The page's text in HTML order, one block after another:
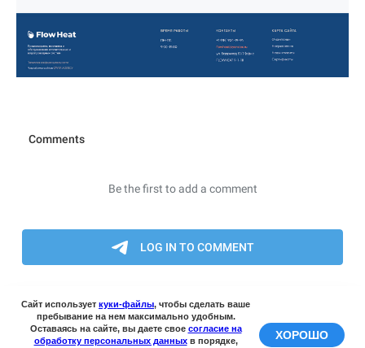
Сайт использует куки-файлы, чтобы сделать ваше
пребывание на нем максимально удобным.
Оставаясь на сайте, вы даете свое согласие на
обработку персональных данныхв порядке, ХОРОШО